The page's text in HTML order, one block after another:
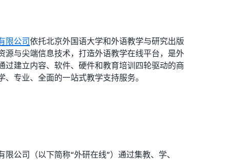
限公司依托北京外国语大学和外语教学与研究出版
源与尖端信息技术，打造外语教学在线平台，是外
过建立内容、软件、硬件和教育培训四轮驱动的商
、专业、全面的一站式教学支持服务。
公司（以下简称“外研在线”）通过集教、学、